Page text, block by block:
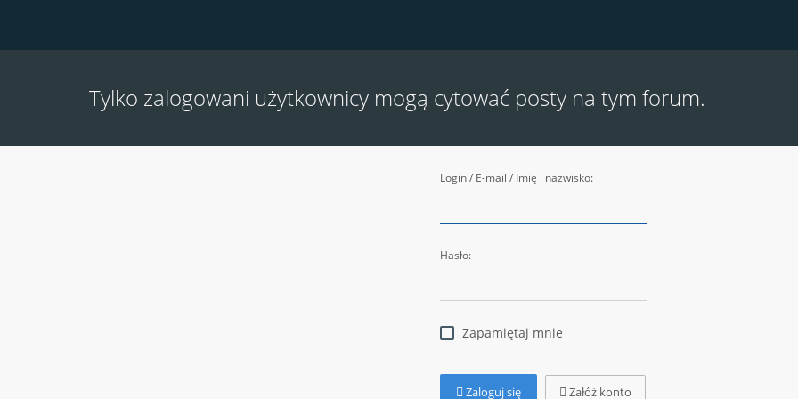
Tylko zalogowani użytkownicy mogą cytować posty na tym forum.
Login / E-mail / Imię i nazwisko:
Hasło:
Zapamiętaj mnie
Zaloguj się Załóż konto